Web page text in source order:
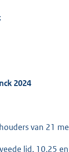
2024
van 21
lid, 10.25